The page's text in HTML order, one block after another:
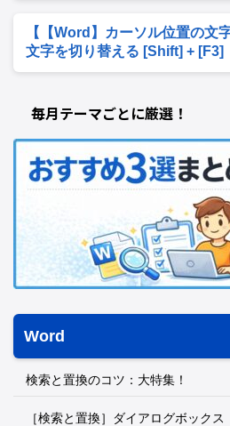
【【Word】カーソル位置の文
文字を切り替える [Shift] + [F3]
毎月テーマごとに厳選！
Word
検索と置換のコツ：大特集！
［検索と置換］ダイアログボックス